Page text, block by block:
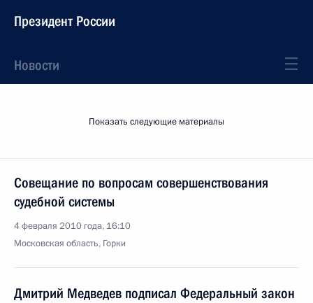
Президент России
Новости
Показать следующие материалы
Совещание по вопросам совершенствования
судебной системы
4 февраля 2010 года, 16:10
Московская область, Горки
Дмитрий Медведев подписал Федеральный закон